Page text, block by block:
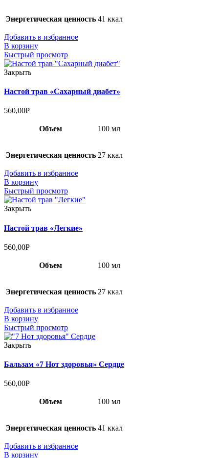
Энергетическая ценность 41 ккал
Добавить в избранное
В корзину
Быстрый просмотр
Закрыть
Настой трав «Сахарный диабет»
560,00Р
Объем 100 мл
Энергетическая ценность 27 ккал
Добавить в избранное
В корзину
Быстрый просмотр
Закрыть
Настой трав «Легкие»
560,00Р
Объем 100 мл
Энергетическая ценность 27 ккал
Добавить в избранное
В корзину
Быстрый просмотр
Закрыть
Бальзам «7 Нот здоровья» Сердце
560,00Р
Объем 100 мл
Энергетическая ценность 41 ккал
Добавить в избранное
В корзину